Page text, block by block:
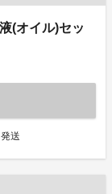
(オイル)セッ
送